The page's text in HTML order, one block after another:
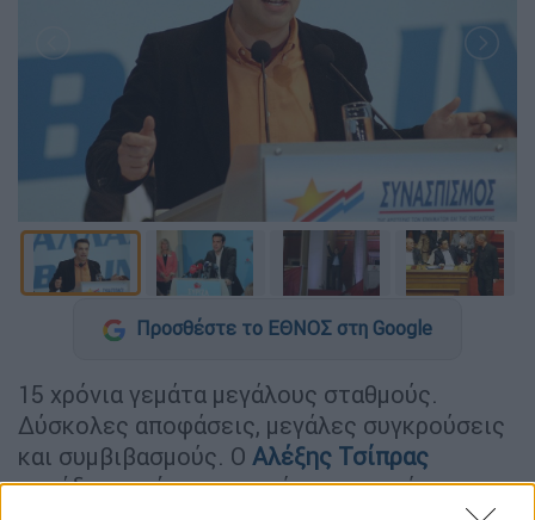
Προσθέστε το ΕΘΝΟΣ στη Google
15 χρόνια γεμάτα μεγάλους σταθμούς.
Δύσκολες αποφάσεις, μεγάλες συγκρούσεις
και συμβιβασμούς. Ο Αλέξης Τσίπρας
παρέδωσε σήμερα τα ηνία της ηγεσίας του